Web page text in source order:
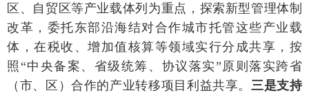
区、自贸区等产业载体列为重点，探索新型管理体制
改革，委托东部沿海结对合作城市托管这些产业载
体，在税收、增加值核算等领域实行分成共享，按
照“中央备案、省级统筹、协议落实”原则落实跨省
（市、区）合作的产业转移项目利益共享。 三是支持